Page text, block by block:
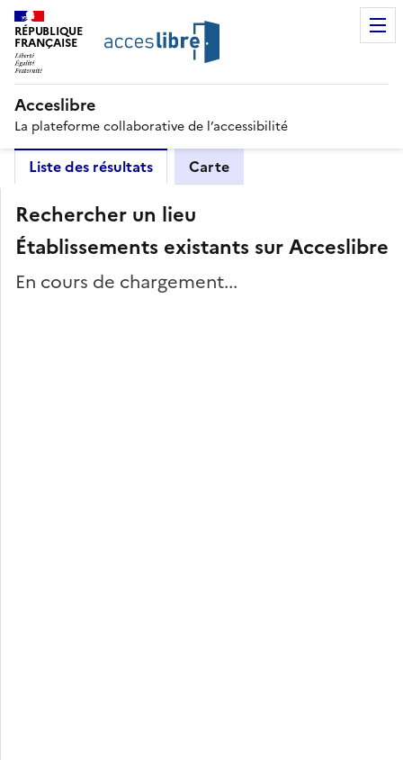
RÉPUBLIQUE
FRANÇAISE
Acceslibre
La plateforme collaborative de l’accessibilité
Liste des résultats Carte
Rechercher un lieu
Établissements existants sur Acceslibre
En cours de chargement...